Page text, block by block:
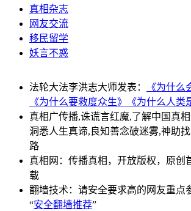
真相杂志
网友交流
移民留学
妖言不惑
法轮大法李洪志大师发表：
《为什么
《为什么要救度众生》
《为什么人类
真相广传播,诛谎言红魔,了解中国真
洞悉人生真谛,良知善念破迷雾,神助
路
真相网：传播真相，开放版权，原创
载
翻墙技术：请安全要求高的网友重点
“安全翻墙推荐”